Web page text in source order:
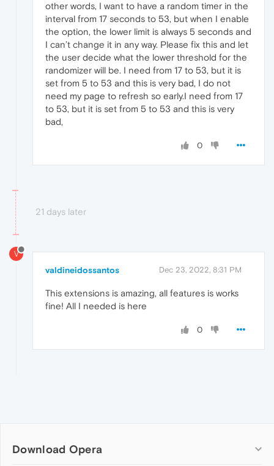
other words, I want to have a random timer in the
interval from 17 seconds to 53, but when I enable
the option, the lower limit is always 5 seconds and
I can’t change it in any way. Please fix this and let
the user decide what the lower threshold for the
randomizer will be. I need from 17 to 53, but it is
set from 5 to 53 and this is very bad, I do not
need my page to refresh so early.I need from 17
to 53, but it is set from 5 to 53 and this is very
bad,
0
21 days later
V
valdineidossantos Dec 23, 2022, 8:31 PM
This extensions is amazing, all features is works
fine! All I needed is here
0
Download Opera